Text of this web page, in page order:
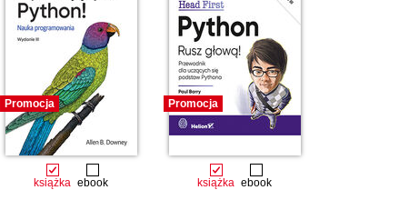
Promocja
książka ebook
Promocja
książka ebook